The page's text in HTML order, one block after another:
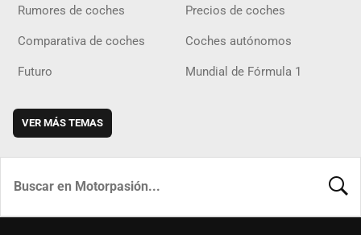
Rumores de coches Precios de coches
Comparativa de coches Coches autónomos
Futuro Mundial de Fórmula 1
VER MÁS TEMAS